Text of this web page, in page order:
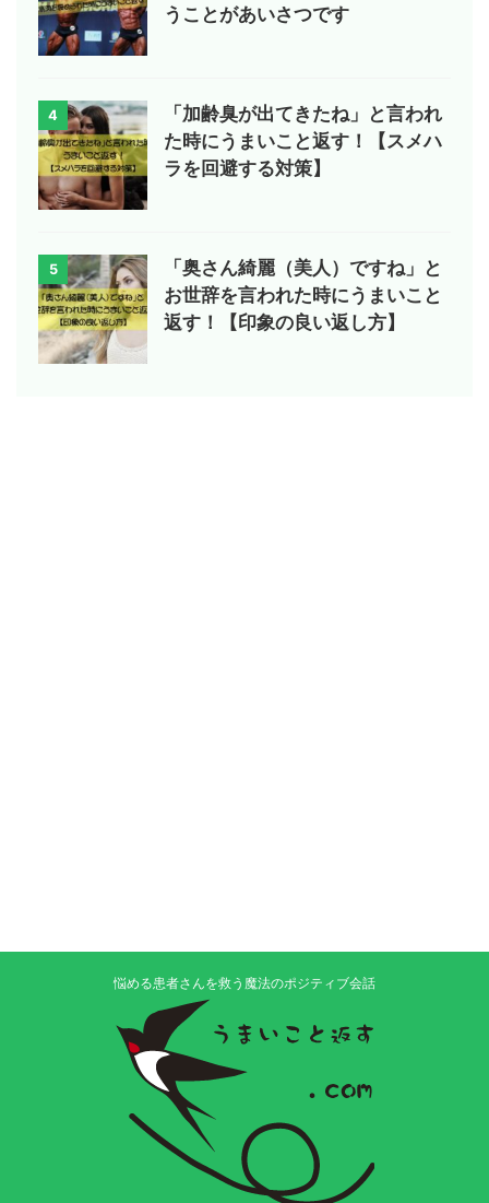
うことがあいさつです
4
「加齢臭が出てきたね」と言われ
た時にうまいこと返す！【スメハ
ラを回避する対策】
5
「奥さん綺麗（美人）ですね」と
お世辞を言われた時にうまいこと
返す！【印象の良い返し方】
悩める患者さんを救う魔法のポジティブ会話